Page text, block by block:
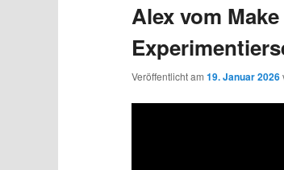
Alex vom
Veröffentlicht am19. Januar 2026